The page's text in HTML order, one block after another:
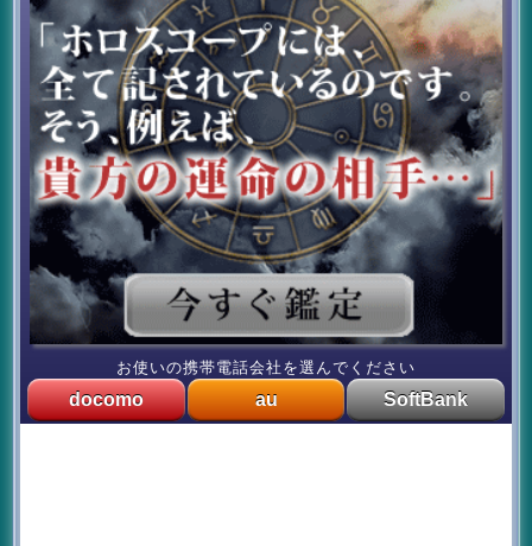
お使いの携帯電話会社を選んでください
docomo au SoftBank